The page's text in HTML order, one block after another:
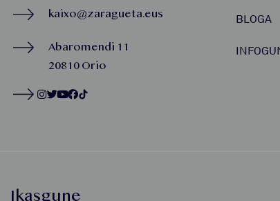
kaixo@zaragueta.eus
Abaromendi 11
20810 Orio
BLOGA